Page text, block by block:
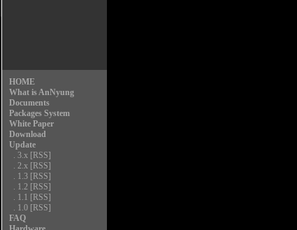
HOME
What is AnNyung
Documents
Packages System
White Paper
Download
Update
. 3.x [RSS]
. 2.x [RSS]
. 1.3 [RSS]
. 1.2 [RSS]
. 1.1 [RSS]
. 1.0 [RSS]
FAQ